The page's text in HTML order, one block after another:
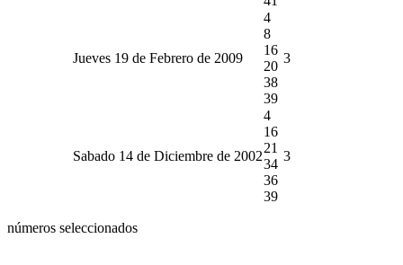
Jueves 19 de Febrero de 2009
4
8
16
20
38
39
3
Sabado 14 de Diciembre de 2002
4
16
21
34
36
39
3
números seleccionados